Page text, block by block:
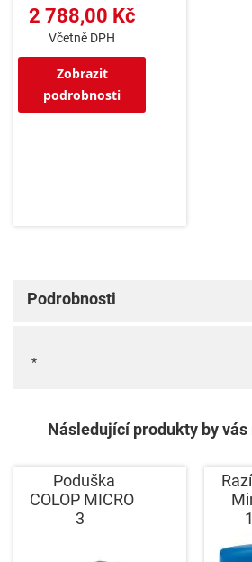
2 788,00 Kč
Včetně DPH
Zobrazit
podrobnosti
Podrobnosti
*
Následující produkty by
Poduška
COLOP MICRO
3